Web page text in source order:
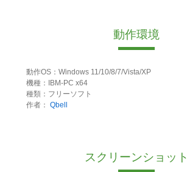
動作環境
動作OS：Windows 11/10/8/7/Vista/XP
機種：IBM-PC x64
種類：フリーソフト
作者： Qbell
スクリーンショット